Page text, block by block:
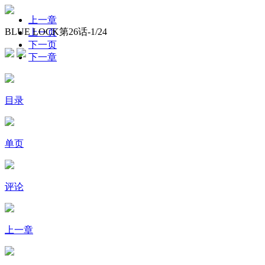
BLUE LOCK第26话-1/24
上一章
上一页
下一页
下一章
目录
单页
评论
上一章